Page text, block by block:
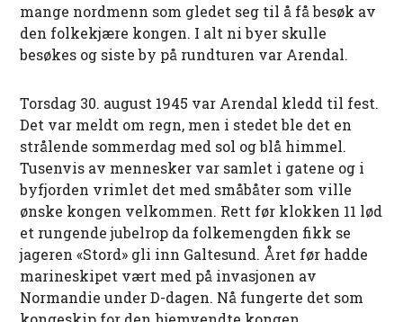
mange nordmenn som gledet seg til å få besøk av
den folkekjære kongen. I alt ni byer skulle
besøkes og siste by på rundturen var Arendal.
Torsdag 30. august 1945 var Arendal kledd til fest.
Det var meldt om regn, men i stedet ble det en
strålende sommerdag med sol og blå himmel.
Tusenvis av mennesker var samlet i gatene og i
byfjorden vrimlet det med småbåter som ville
ønske kongen velkommen. Rett før klokken 11 lød
et rungende jubelrop da folkemengden fikk se
jageren «Stord» gli inn Galtesund. Året før hadde
marineskipet vært med på invasjonen av
Normandie under D-dagen. Nå fungerte det som